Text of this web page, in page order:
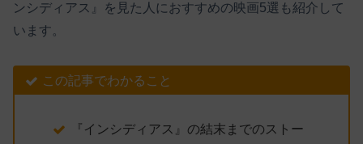
ンシディアス』を見た人におすすめの映画5選も紹介して
います。
この記事でわかること
『インシディアス』の結末までのストー